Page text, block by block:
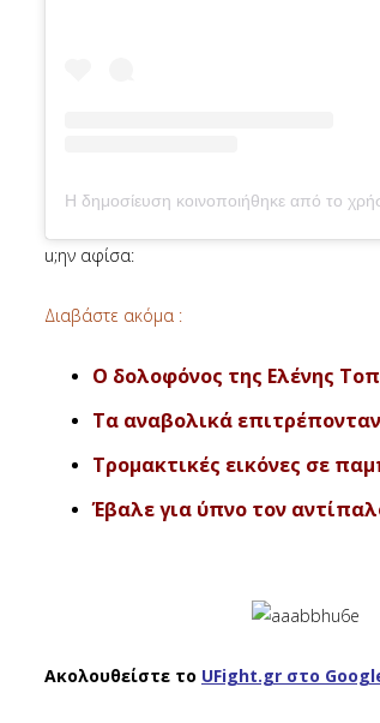
u;ην αφίσα:
Διαβάστε ακόμα :
Ο δολοφόνος της Ελένης
Τα αναβολικά επιτρέπονταν
Τρομακτικές εικόνες σε
Έβαλε για ύπνο τον
Ακολουθείστε το UFight.gr στο